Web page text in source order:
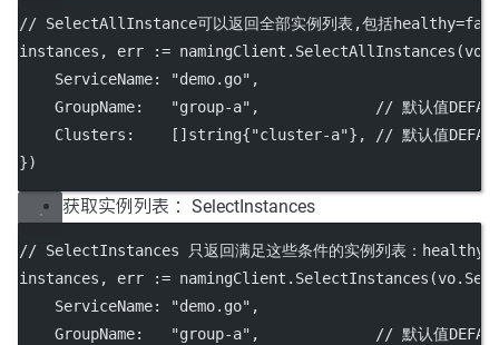
// SelectAllInstance可以返回全部实例列表,包括
instances, err
:= namingClient. SelectAllInstances
    ServiceName:
"demo.go" ,
    GroupName:
"group-a" ,
// 默认值
    Clusters:    []
string{"cluster-a"},
// 默认值
})
获取实例列表 ：SelectInstances
// SelectInstances 只返回满足这些条件的实例列表：
instances, err
:= namingClient. SelectInstances
    ServiceName:
"demo.go" ,
    GroupName:
"group-a" ,
// 默认值